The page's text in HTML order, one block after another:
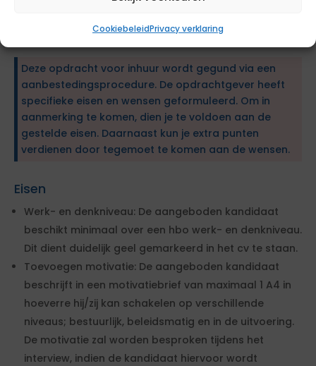
CookiebeleidPrivacy verklaring
Deze opdracht voor inhuur wordt gegund via een
aanbestedingsprocedure. De opdrachtgever heeft
specifieke eisen en wensen geformuleerd. Om in
aanmerking te komen, dien je te voldoen aan de
gestelde eisen. Daarnaast kun je extra punten
verdienen door tegemoet te komen aan de wensen.
Eisen
Werk- en denkniveau: De aangeboden kandidaat
beschikt minimaal over een hbo werk- en denkniveau.
Dit dient duidelijk geel gemarkeerd in het cv te staan.
Toevoegen motivatie: De aangeboden kandidaat
beschrijft in een motivatiebrief van maximaal 1 A4 in
hoeverre hij/zij kan schakelen op verschillende
niveaus; bestuurlijk, beleidsmatig en in de uitvoering.
De motivatie zal worden besproken tijdens het
interview, indien de kandidaat hiervoor wordt